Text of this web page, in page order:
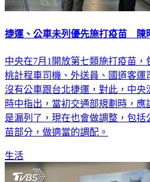
捷運、公車未列優先施打疫苗 陳
中央在7月1開放第七類施打疫苗
桃計程車司機、外送員、國道客運
沒有公車跟台北捷運，對此，中
時中指出，當初交通部規劃時，
是漏列了，現在也會做調整，包
苗部分，做適當的調配。
生活